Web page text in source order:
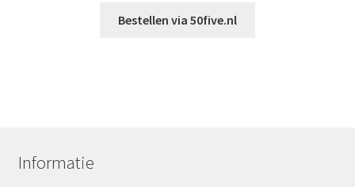
Bestellen via 50five.nl
Informatie